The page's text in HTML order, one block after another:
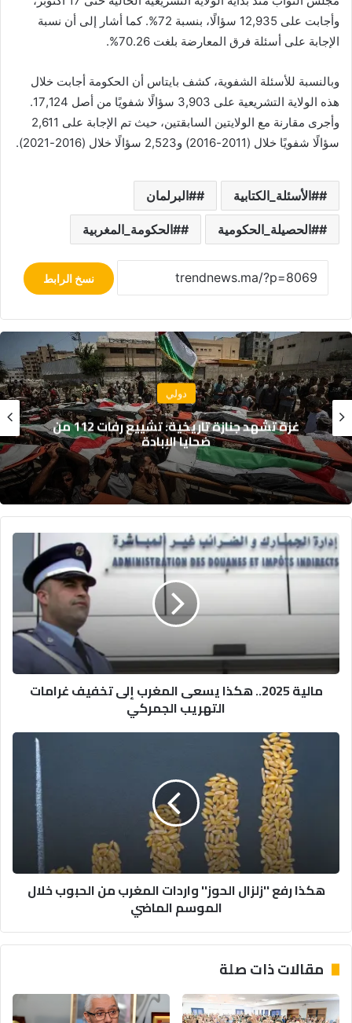
وأجابت على 12,935 سؤالًا، بنسبة 72%. كما أشار إلى أن نسبة
الإجابة على أسئلة فرق المعارضة بلغت 70.26%.
وبالنسبة للأسئلة الشفوية، كشف بايتاس أن الحكومة أجابت خلال
هذه الولاية التشريعية على 3,903 سؤالًا شفويًا من أصل 17,124.
وأجرى مقارنة مع الولايتين السابقتين، حيث تم الإجابة على 2,611
سؤالًا شفويًا خلال (2011-2016) و2,523 سؤالًا خلال (2016-2021).
#الأسئلة_الكتابية #البرلمان
#الحصيلة_الحكومية #الحكومة_المغربية
نسخ الرابط
سياسة
جلالة الملك يهنئ رئيس جمهورية النيجر
بمناسبة العيد الوطني لبلاده
مالية
2025..
هكذا
غرامات
التهريب
الجمركي
مالية 2025.. هكذا يسعى المغرب إلى تخفيف غرامات
التهريب الجمركي
هكذا
خلال
الموسم
هكذا رفع ''زلزال الحوز'' واردات المغرب من الحبوب خلال
الموسم الماضي
مقالات ذات صلة